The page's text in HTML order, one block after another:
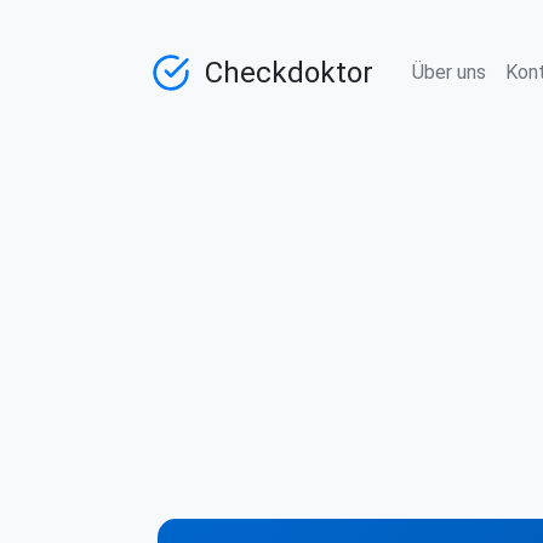
Checkdoktor Über uns